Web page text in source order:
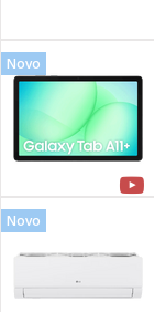
program
materijal
brave
Novo
Novo